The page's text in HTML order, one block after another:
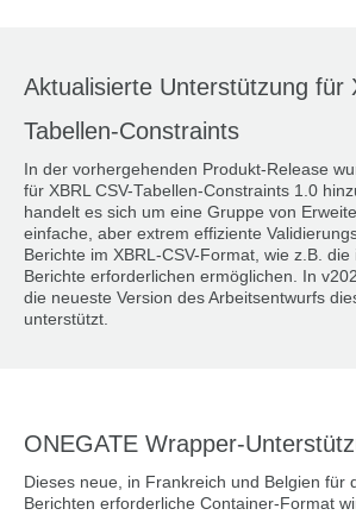
Aktualisierte Unterstützung für
Tabellen-Constraints
In der vorhergehenden Produkt-Release
für XBRL CSV-Tabellen-Constraints 1.0
handelt es sich um eine Gruppe von
einfache, aber extrem effiziente
Berichte im XBRL-CSV-Format, wie z.B.
Berichte erforderlichen ermöglichen. In
die neueste Version des Arbeitsentwurfs
unterstützt.
ONEGATE Wrapper-
Dieses neue, in Frankreich und Belgien für
Berichten erforderliche Container-Format